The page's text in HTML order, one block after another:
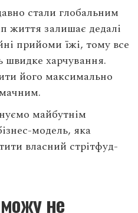
стали глобальним
життя залишає дедалі
прийоми їжі, тому все
харчування.
його максимально
майбутнім
модель, яка
власний стрітфуд-
не